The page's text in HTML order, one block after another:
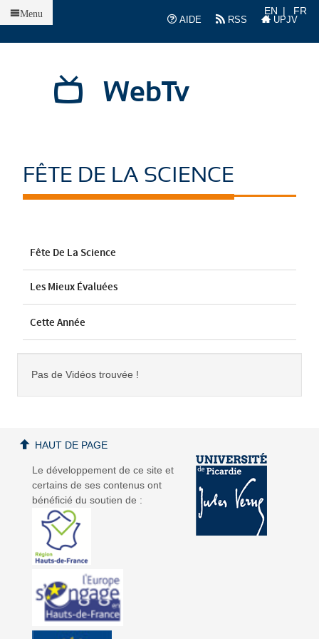
AIDE
RSS UPJV
EN FR
WebTv
Menu
FÊTE DE LA SCIENCE
Fête De La Science
Les Mieux Évaluées
Cette Année
Pas de Vidéos trouvée !
Le développement de ce site et
certains de ses contenus ont
bénéficié du soutien de :
HAUT DE PAGE